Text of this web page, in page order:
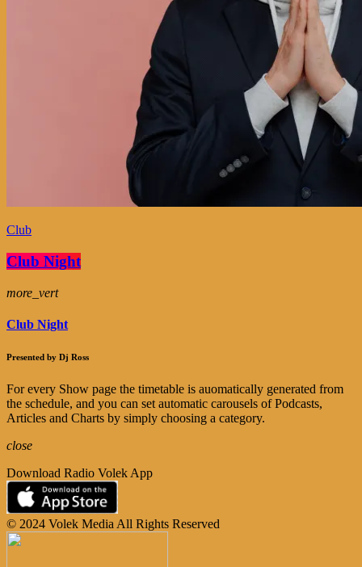
Club
Club Night
more_vert
Club Night
Presented by Dj Ross
For every Show page the timetable is auomatically generated from
the schedule, and you can set automatic carousels of Podcasts,
Articles and Charts by simply choosing a category.
close
Download Radio Volek App
© 2024 Volek Media All Rights Reserved